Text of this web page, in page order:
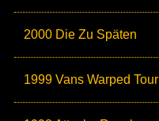
2000 Die Zu Späten
1999 Vans Warped Tour